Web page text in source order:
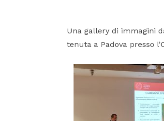
Una gallery di immagini
tenuta a Padova presso